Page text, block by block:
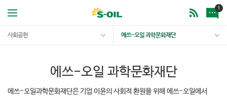
1
사회공헌 에쓰-오일 과학문화재단
에쓰-오일 과학문화재단
에쓰-오일과학문화재단은 기업 이윤의 사회적 환원을 위해 에쓰-오일에서